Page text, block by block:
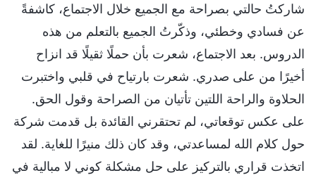
شاركتُ حالتي بصراحة مع الجميع خلال الاجتماع، كاشفةً
عن فسادي وخطئي، وذكّرتُ الجميع بالتعلم من هذه
الدروس. بعد الاجتماع، شعرت بأن حملًا ثقيلًا قد انزاح
أخيرًا من على صدري. شعرت بارتياح في قلبي واختبرت
الحلاوة والراحة اللتين تأتيان من الصراحة وقول الحق.
على عكس توقعاتي، لم تحتقرني القائدة بل قدمت شركة
حول كلام الله لمساعدتي، وقد كان ذلك منيرًا للغاية. لقد
اتخذت قراري بالتركيز على حل مشكلة كوني لا مبالية في